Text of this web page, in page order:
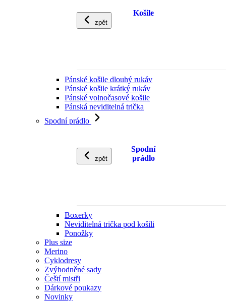
zpět
Košile
Pánské košile dlouhý rukáv
Pánské košile krátký rukáv
Pánské volnočasové košile
Pánská neviditelná trička
Spodní prádlo
zpět
Spodní
prádlo
Boxerky
Neviditelná trička pod košili
Ponožky
Plus size
Merino
Cyklodresy
Zvýhodněné sady
Čeští mistři
Dárkové poukazy
Novinky